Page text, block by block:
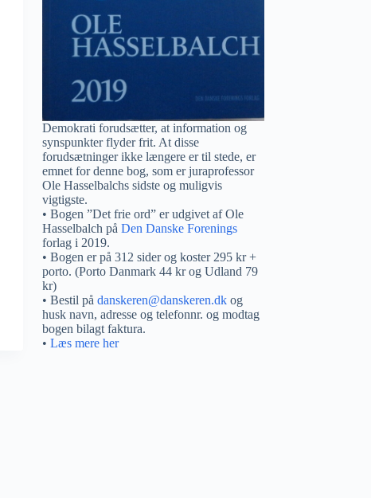
Demokrati forudsætter, at information og
synspunkter flyder frit. At disse
forudsætninger ikke længere er til stede, er
emnet for denne bog, som er juraprofessor
Ole Hasselbalchs sidste og muligvis
vigtigste.
• Bogen ”Det frie ord” er udgivet af Ole
Hasselbalch påDen Danske Forenings
forlag i 2019.
• Bogen er på 312 sider og koster 295 kr +
porto. (Porto Danmark 44 kr og Udland 79
kr)
• Bestil pådanskeren@danskeren.dk og
husk navn, adresse og telefonnr. og modtag
bogen bilagt faktura.
•Læs mere her